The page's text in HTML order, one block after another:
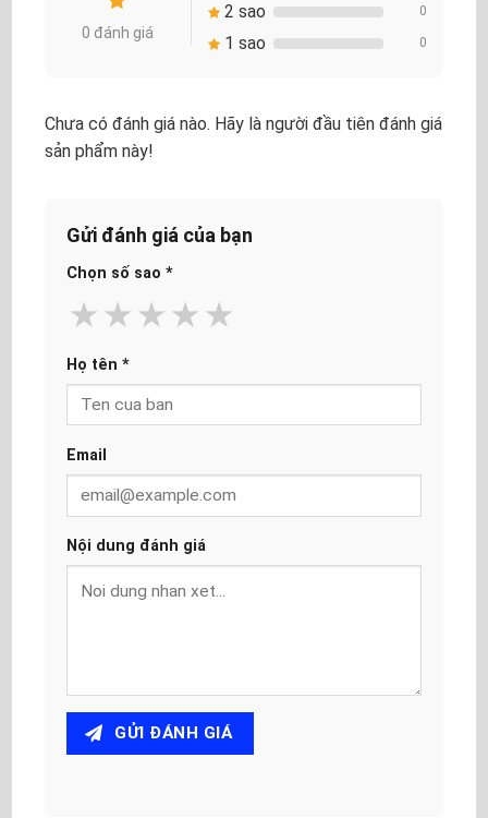
0 đánh giá
2 sao 0
1 sao 0
Chưa có đánh giá nào. Hãy là người đầu tiên đánh giá
sản phẩm này!
Gửi đánh giá của bạn
Chọn số sao *
★
★
★
★
★
Họ tên *
Email
Nội dung đánh giá
GỬI ĐÁNH GIÁ